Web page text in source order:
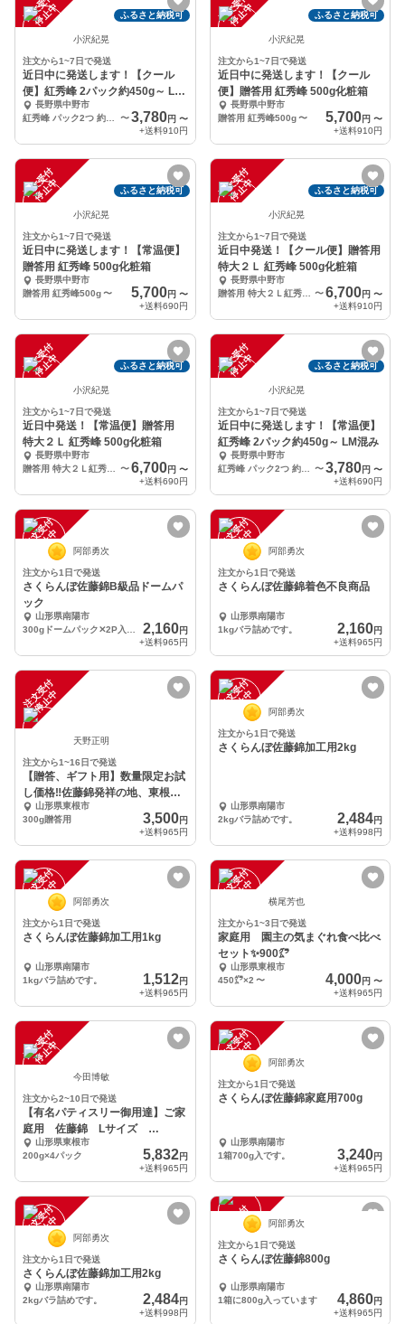
中 ふるさと納税可
小沢紀晃
注文から1~7日で発送
近日中に発送します！【クール
便】紅秀峰 2パック約450g～ LM
混み長野県中野市
〜 3,780円 〜
+送料910円
中 ふるさと納税可
小沢紀晃
注文から1~7日で発送
近日中に発送します！【クール
便】贈答用 紅秀峰 500g化粧箱
長野県中野市
贈答用 紅秀峰500g 〜 5,700円 〜
+送料910円
注
文
受
付
停
止
中 ふるさと納税可
小沢紀晃
注文から1~7日で発送
近日中に発送します！【常温便】
贈答用 紅秀峰 500g化粧箱
長野県中野市
贈答用 紅秀峰500g〜 5,700円 〜
+送料690円
注
文
受
付
停
止
中 ふるさと納税可
小沢紀晃
注文から1~7日で発送
近日中発送！【クール便】贈答用
特大２Ｌ 紅秀峰 500g化粧箱
長野県中野市
贈答用 特大２Ｌ紅秀峰500g
〜6,700円 〜
+送料910円
注
文
受
付
停
止
中 ふるさと納税可
小沢紀晃
注文から1~7日で発送
近日中発送！【常温便】贈答用
特大２Ｌ 紅秀峰 500g化粧箱
長野県中野市
〜 6,700円 〜
+送料690円
注
文
受
付
停
止
中 ふるさと納税可
小沢紀晃
注文から1~7日で発送
近日中に発送します！【常温便】
紅秀峰 2パック約450g～ LM混み
長野県中野市
紅秀峰 パック2つ 約450g LM混合
〜3,780円 〜
+送料690円
注
文
受
付
停
止
中 阿部勇次
注文から1日で発送
さくらんぼ佐藤錦B級品ドームパ
ック
山形県南陽市
2,160円
+送料965円
注
文
受
付
停
止
中 阿部勇次
注文から1日で発送
さくらんぼ佐藤錦着色不良商品
山形県南陽市
1kgバラ詰めです。
2,160円
+送料965円
注
文
受
付
停
止
中
天野正明
注文から1~16日で発送
【贈答、ギフト用】数量限定お試
し価格‼︎佐藤錦発祥の地、東根産
さくらんぼ300g
山形県東根市
300g贈答用
3,500円
+送料965円
注
文
受
付
停
止
中 阿部勇次
注文から1日で発送
さくらんぼ佐藤錦加工用2kg
山形県南陽市
2kgバラ詰めです。
2,484円
+送料998円
注
文
受
付
停
止
中 阿部勇次
注文から1日で発送
さくらんぼ佐藤錦加工用1kg
山形県南陽市
1kgバラ詰めです。
1,512円
+送料965円
注
文
受
付
停
止
中 横尾芳也
注文から1~3日で発送
家庭用 園主の気まぐれ食べ比べ
セット✨900㌘
山形県東根市
450㌘×2 〜 4,000円 〜
+送料965円
注
文
受
付
停
止
中
今田博敏
注文から2~10日で発送
【有名パティスリー御用達】ご家
庭用 佐藤錦 Lサイズ
200g×4p
山形県東根市
200g×4パック
5,832円
+送料965円
注
文
受
付
停
止
中 阿部勇次
注文から1日で発送
さくらんぼ佐藤錦家庭用700g
山形県南陽市
1箱700g入です。
3,240円
+送料965円
注
文
受
付
停
止
中 阿部勇次
注文から1日で発送
さくらんぼ佐藤錦加工用2kg
山形県南陽市
2kgバラ詰めです。
2,484円
+送料998円
注
文
受
付
停
止
中 阿部勇次
注文から1日で発送
さくらんぼ佐藤錦800g
山形県南陽市
1箱に800g入っています
4,860円
+送料965円